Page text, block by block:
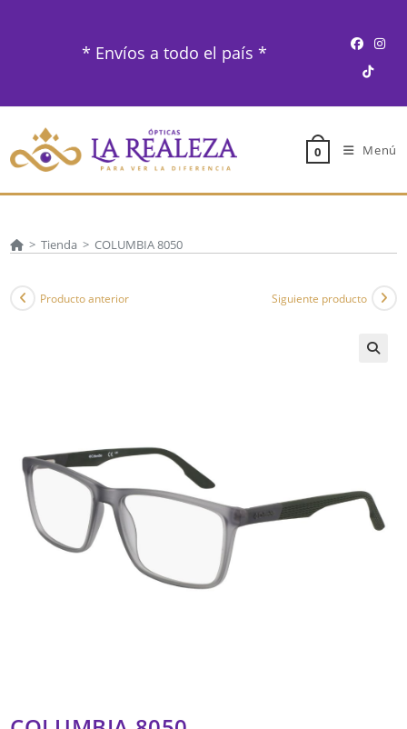
* Envíos a todo el país *
0 Menú
> Tienda > COLUMBIA 8050
Producto anterior Siguiente producto